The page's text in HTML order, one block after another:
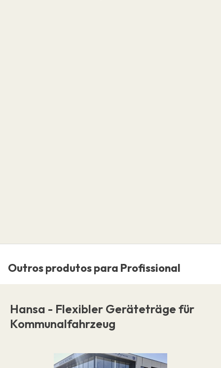
Outros produtos para Profissional
Hansa - Flexibler Geräteträge für
Kommunalfahrzeug